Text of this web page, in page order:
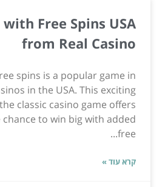
Free Spins USA
from Real Casino
spins is a popular game in
in the USA. This exciting
classic casino game offers
to win big with added
free...
קרא עוד »